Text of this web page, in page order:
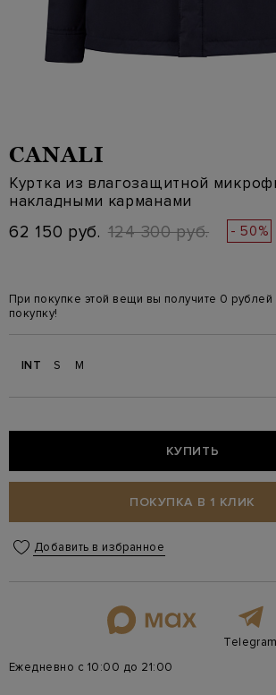
CANALI
Куртка из влагозащитной
накладными карманами
62 150 руб. 124 300 руб. - 50%
При покупке этой вещи вы получите 0
покупку!
INT S M
КУПИТЬ
ПОКУПКА В 1 КЛИК
Добавить в избранное
Telegram
Ежедневно с 10:00 до 21:00